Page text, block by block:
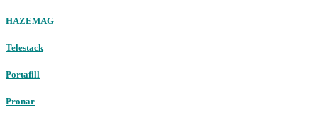
HAZEMAG
Telestack
Portafill
Pronar